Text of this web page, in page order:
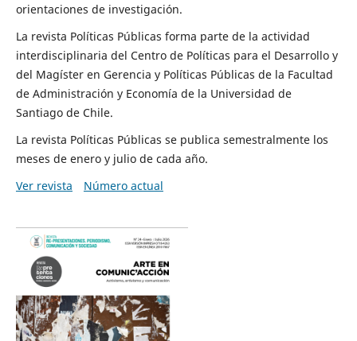
orientaciones de investigación.
La revista Políticas Públicas forma parte de la actividad
interdisciplinaria del Centro de Políticas para el Desarrollo y
del Magíster en Gerencia y Políticas Públicas de la Facultad
de Administración y Economía de la Universidad de
Santiago de Chile.
La revista Políticas Públicas se publica semestralmente los
meses de enero y julio de cada año.
Ver revista
Número actual